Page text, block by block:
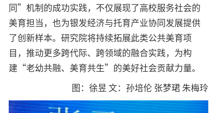
同”机制的成功实践，不仅展现了高校服务社会的
美育担当，也为银发经济与托育产业协同发展提供
了创新样本。研究院将持续拓展此类公共美育项
目，推动更多跨代际、跨领域的融合实践，为构
建“老幼共融、美育共生”的美好社会贡献力量。
图：徐昱 文：孙培伦 张梦珺 朱梅玲